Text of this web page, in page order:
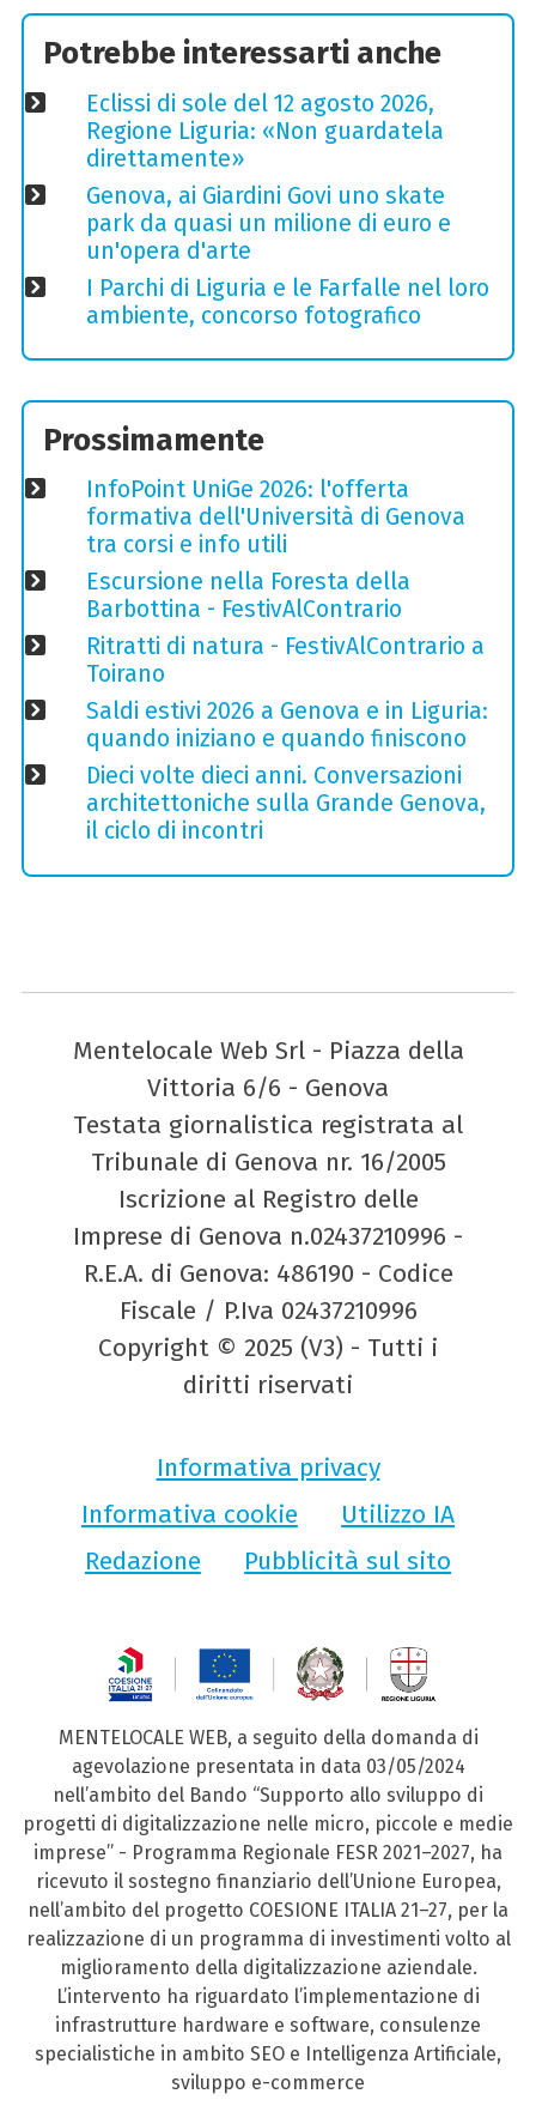
Potrebbe interessarti anche
Eclissi di sole del 12 agosto 2026,
Regione Liguria: «Non guardatela
direttamente»
Genova, ai Giardini Govi uno skate
park da quasi un milione di euro e
un'opera d'arte
I Parchi di Liguria e le Farfalle nel loro
ambiente, concorso fotografico
Prossimamente
InfoPoint UniGe 2026: l'offerta
formativa dell'Università di Genova
tra corsi e info utili
Escursione nella Foresta della
Barbottina - FestivAlContrario
Ritratti di natura - FestivAlContrario a
Toirano
Saldi estivi 2026 a Genova e in Liguria:
quando iniziano e quando finiscono
Dieci volte dieci anni. Conversazioni
architettoniche sulla Grande Genova,
il ciclo di incontri
Mentelocale Web Srl - Piazza della
Vittoria 6/6 - Genova
Testata giornalistica registrata al
Tribunale di Genova nr. 16/2005
Iscrizione al Registro delle
Imprese di Genova n.02437210996 -
R.E.A. di Genova: 486190 - Codice
Fiscale / P.Iva 02437210996
Copyright © 2025 (V3) - Tutti i
diritti riservati
Informativa privacy
Informativa cookie
Utilizzo IA
Redazione
Pubblicità sul sito
MENTELOCALE WEB, a seguito della domanda di
agevolazione presentata in data 03/05/2024
nell’ambito del Bando “Supporto allo sviluppo di
progetti di digitalizzazione nelle micro, piccole e medie
imprese” - Programma Regionale FESR 2021–2027, ha
ricevuto il sostegno finanziario dell’Unione Europea,
nell’ambito del progetto COESIONE ITALIA 21–27, per la
realizzazione di un programma di investimenti volto al
miglioramento della digitalizzazione aziendale.
L’intervento ha riguardato l’implementazione di
infrastrutture hardware e software, consulenze
specialistiche in ambito SEO e Intelligenza Artificiale,
sviluppo e-commerce